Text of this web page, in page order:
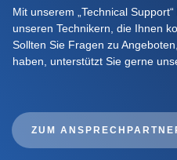
ZUM
Mit unserem „Technical
unseren Technikern, die Ihnen
Sollten Sie Fragen zu
haben, unterstützt Sie gerne